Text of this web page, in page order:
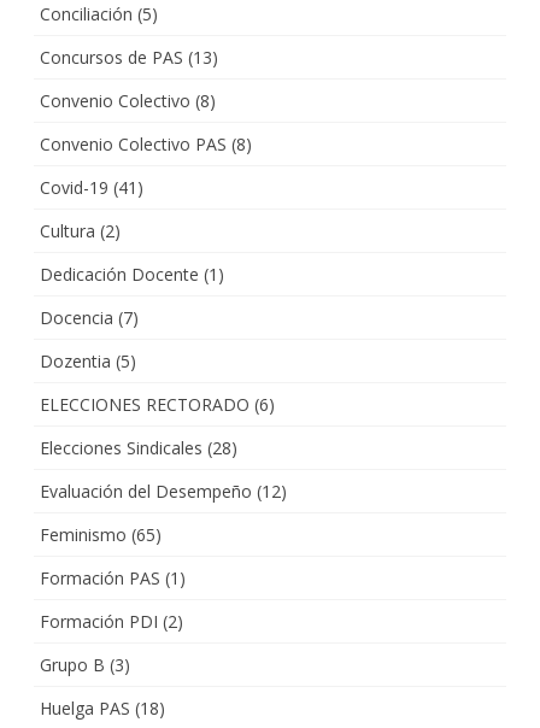
Conciliación (5)
Concursos de PAS (13)
Convenio Colectivo (8)
Convenio Colectivo PAS (8)
Covid-19 (41)
Cultura (2)
Dedicación Docente (1)
Docencia (7)
Dozentia (5)
ELECCIONES RECTORADO (6)
Elecciones Sindicales (28)
Evaluación del Desempeño (12)
Feminismo (65)
Formación PAS (1)
Formación PDI (2)
Grupo B (3)
Huelga PAS (18)